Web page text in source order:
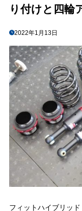
り付けと四輪
2022年1月13日
フィットハイブリッ